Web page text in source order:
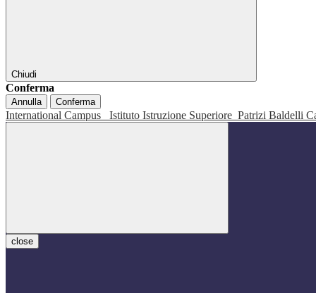
Chiudi
Conferma
Annulla Conferma
International Campus Istituto Istruzione Superiore Patrizi Baldelli
close